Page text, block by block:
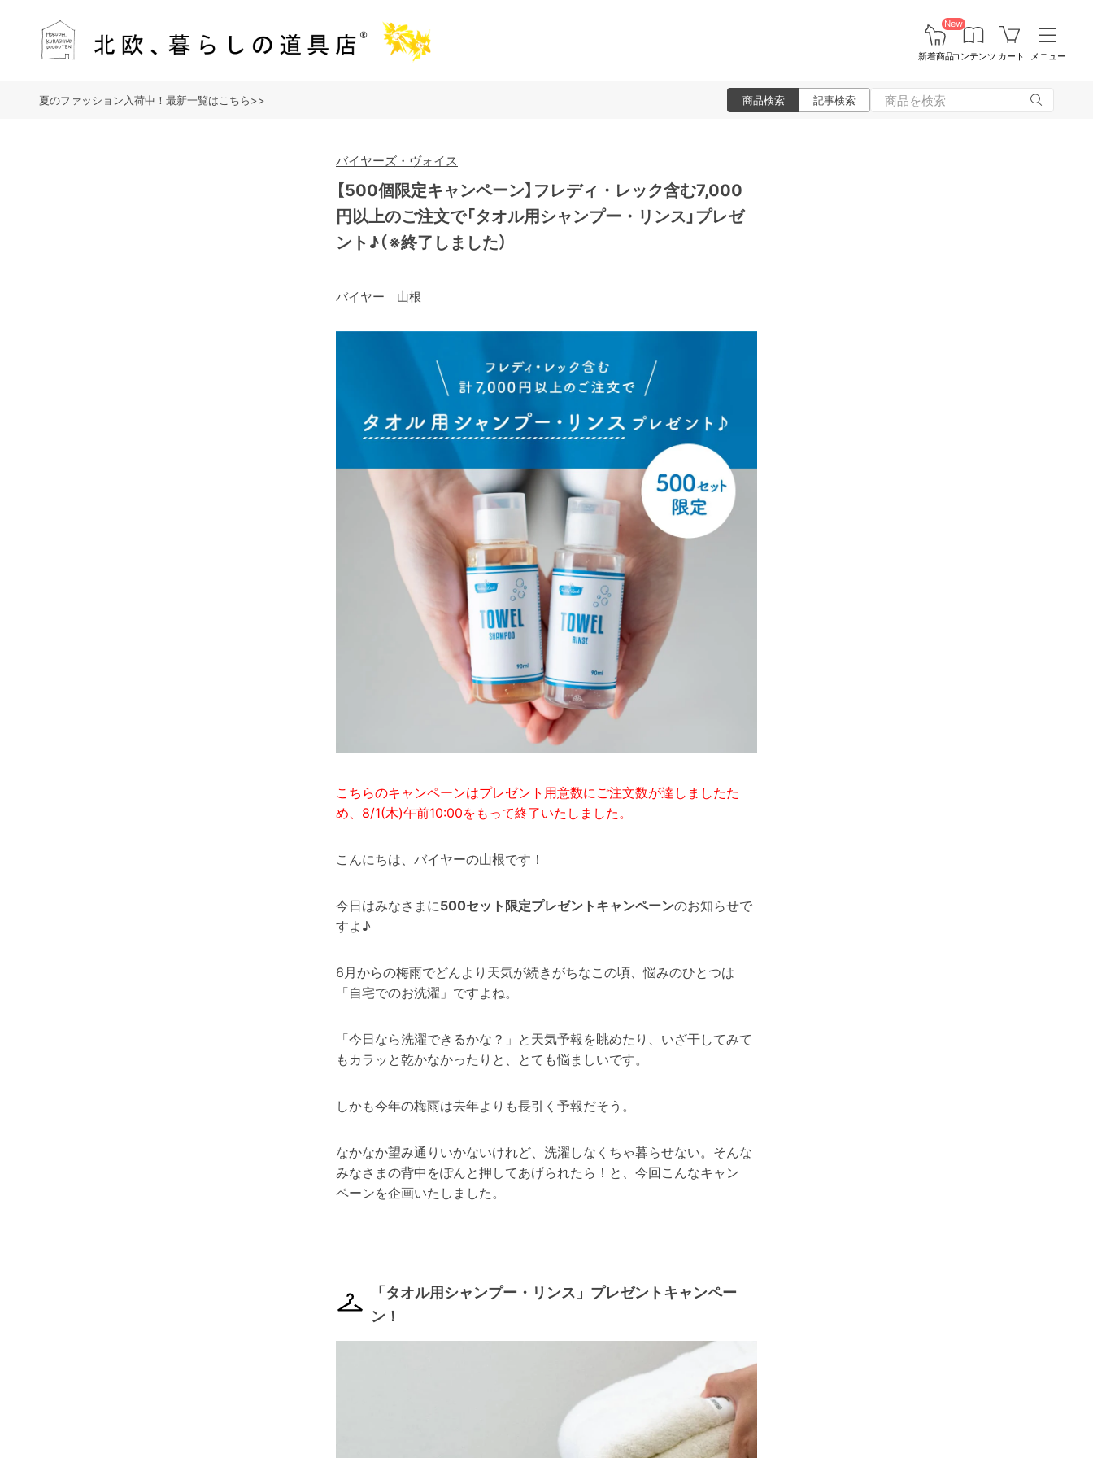
New
新着商品コンテンツ カート メニュー
夏のファッション入荷中！最新一覧はこちら>> 商品検索 記事検索
バイヤーズ・ヴォイス
【500個限定キャンペーン】フレディ・レック含む7,000
円以上のご注文で「タオル用シャンプー・リンス」プレゼ
ント♪（※終了しました）
バイヤー 山根
こちらのキャンペーンはプレゼント用意数にご注文数が達しましたた
め、8/1(木)午前10:00をもって終了いたしました。
こんにちは、バイヤーの山根です！
今日はみなさまに500セット限定プレゼントキャンペーンのお知らせで
すよ♪
6月からの梅雨でどんより天気が続きがちなこの頃、悩みのひとつは
「自宅でのお洗濯」ですよね。
「今日なら洗濯できるかな？」と天気予報を眺めたり、いざ干してみて
もカラッと乾かなかったりと、とても悩ましいです。
しかも今年の梅雨は去年よりも長引く予報だそう。
なかなか望み通りいかないけれど、洗濯しなくちゃ暮らせない。そんな
みなさまの背中をぽんと押してあげられたら！と、今回こんなキャン
ペーンを企画いたしました。
「タオル用シャンプー・リンス」プレゼントキャンペー
ン！